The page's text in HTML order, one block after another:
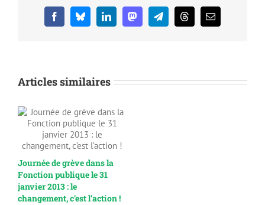
FacebookBlueskyLinkedInMastodonTelegramThreadsEmail
Articles similaires
Journée de grève dans la
Fonction publique le 31
janvier 2013 : le
changement, c’est l’action !